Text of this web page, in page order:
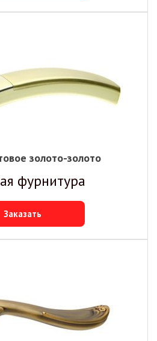
золото-золото
фурнитура
Заказать